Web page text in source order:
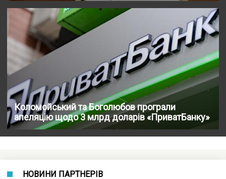
Коломойський та Боголюбов програли
апеляцію щодо 3 млрд доларів «ПриватБанку»
НОВИНИ ПАРТНЕРІВ